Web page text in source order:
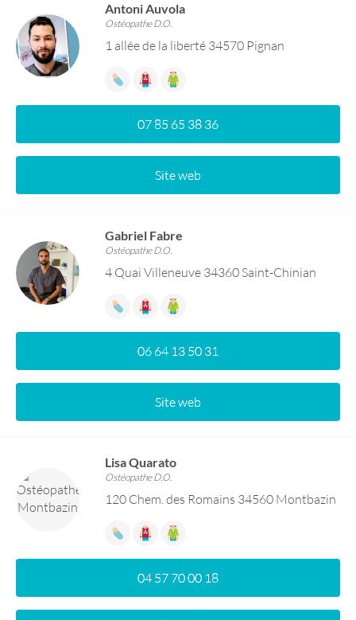
Antoni Auvola
Ostéopathe D.O.
1 allée de la liberté 34570 Pignan
07 85 65 38 36
Site web
Gabriel Fabre
Ostéopathe D.O.
4 Quai Villeneuve 34360 Saint-Chinian
06 64 13 50 31
Site web
Lisa Quarato
Ostéopathe D.O.
120 Chem. des Romains 34560 Montbazin
04 57 70 00 18